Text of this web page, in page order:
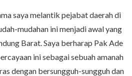
saya melantik pejabat daerah di
mudahan ini menjadi awal yang
Barat. Saya berharap Pak Ade
ini sebagai sebuah amanah
dengan bersungguh-sungguh dan